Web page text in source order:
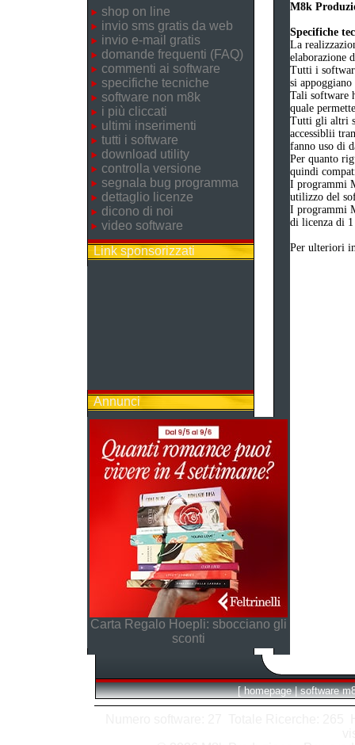
shop on line
invio sms gratis da web
invio e-mail gratis
domande frequenti (FAQ)
commenti ai software
specifiche tecniche
software non m8k
i più cliccati
ultimi inserimenti
tutti i software
download utility
controlla versione
segnala bug programma
dettaglio licenze
dicono di noi
video software
Link sponsorizzati
Annunci
Carta Regalo Hoepli: sbocciano gli
sconti
M8k
Specifiche
La
elaborazione
Tutti i
si appoggiano
Tali software
quale
Tutti gli altri
accessiblii
fanno uso di
Per quanto
quindi
I programmi
utilizzo del
I programmi
di licenza di 1
Per ulteriori
[ homepage | software